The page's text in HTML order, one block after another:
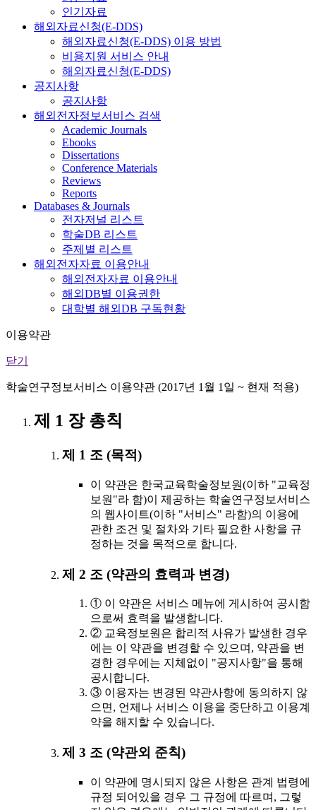
인기자료
해외자료신청(E-DDS)
해외자료신청(E-DDS) 이용 방법
비용지원 서비스 안내
해외자료신청(E-DDS)
공지사항
공지사항
해외전자정보서비스 검색
Academic Journals
Ebooks
Dissertations
Conference Materials
Reviews
Reports
Databases & Journals
전자저널 리스트
학술DB 리스트
주제별 리스트
해외전자자료 이용안내
해외전자자료 이용안내
해외DB별 이용권한
대학별 해외DB 구독현황
이용약관
닫기
학술연구정보서비스 이용약관 (2017년 1월 1일 ~ 현재 적용)
제 1 장 총칙
제 1 조 (목적)
이 약관은 한국교육학술정보원(이하 "교육정
보원"라 함)이 제공하는 학술연구정보서비스
의 웹사이트(이하 "서비스" 라함)의 이용에
관한 조건 및 절차와 기타 필요한 사항을 규
정하는 것을 목적으로 합니다.
제 2 조 (약관의 효력과 변경)
① 이 약관은 서비스 메뉴에 게시하여 공시함
으로써 효력을 발생합니다.
② 교육정보원은 합리적 사유가 발생한 경우
에는 이 약관을 변경할 수 있으며, 약관을 변
경한 경우에는 지체없이 "공지사항"을 통해
공시합니다.
③ 이용자는 변경된 약관사항에 동의하지 않
으면, 언제나 서비스 이용을 중단하고 이용계
약을 해지할 수 있습니다.
제 3 조 (약관외 준칙)
이 약관에 명시되지 않은 사항은 관계 법령에
규정 되어있을 경우 그 규정에 따르며, 그렇